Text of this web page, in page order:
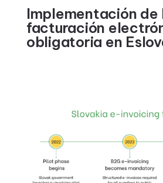
Implementación de
facturación
obligatoria en